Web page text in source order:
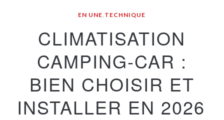
EN UNE, TECHNIQUE
CLIMATISATION
CAMPING-CAR :
BIEN CHOISIR ET
INSTALLER EN 2026